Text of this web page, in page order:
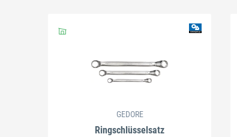
GEDORE
Ringschlüsselsatz